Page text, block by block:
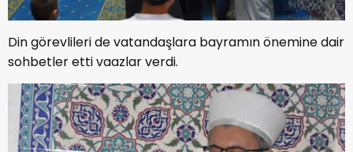
Din görevlileri de vatandaşlara bayramın önemine dair
sohbetler etti vaazlar verdi.